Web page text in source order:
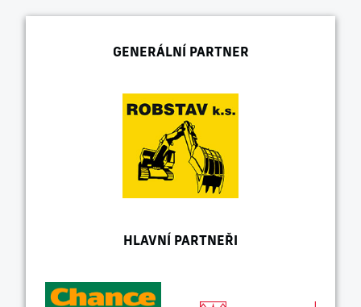
GENERÁLNÍ PARTNER
HLAVNÍ PARTNEŘI